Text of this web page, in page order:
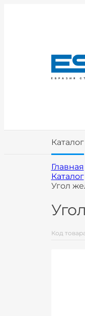
Каталог
Главная
Каталог
Угол
Код